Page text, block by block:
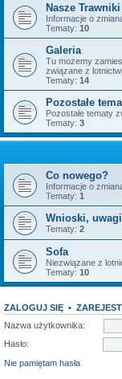
Nasze Trawniki
Informacje o
Tematy: 10
Galeria
Tu możemy
związane z
Tematy: 14
Pozostałe
Pozostałe tematy
Tematy: 3
Co nowego?
Informacje o
Tematy: 1
Wnioski,
Tematy: 2
Sofa
Niezwiązane z
Tematy: 10
ZALOGUJ SIĘ •
Nazwa użytkownika:
Hasło:
Nie pamiętam hasła